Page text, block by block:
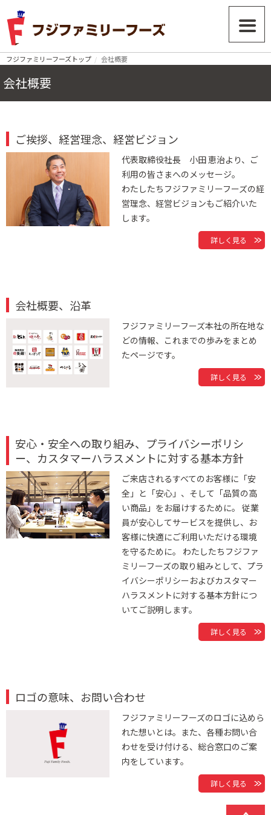
フジファミリーフーズトップ 会社概要
会社概要
ご挨拶、経営理念、経営ビジョン
代表取締役社長 小田 恵治より、ご
利用の皆さまへのメッセージ。
わたしたちフジファミリーフーズの経
営理念、経営ビジョンもご紹介いた
します。
詳しく見る
会社概要、沿革
フジファミリーフーズ本社の所在地な
どの情報、これまでの歩みをまとめ
たページです。
詳しく見る
安心・安全への取り組み、プライバシーポリシ
ー、カスタマーハラスメントに対する基本方針
ご来店されるすべてのお客様に「安
全」と「安心」、そして「品質の高
い商品」をお届けするために。 従業
員が安心してサービスを提供し、お
客様に快適にご利用いただける環境
を守るために。 わたしたちフジファ
ミリーフーズの取り組みとして、プラ
イバシーポリシーおよびカスタマー
ハラスメントに対する基本方針につ
いてご説明します。
詳しく見る
ロゴの意味、お問い合わせ
フジファミリーフーズのロゴに込めら
れた想いとは。また、各種お問い合
わせを受け付ける、総合窓口のご案
内をしています。
詳しく見る